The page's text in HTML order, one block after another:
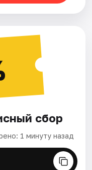
сбор
1 минуту назад